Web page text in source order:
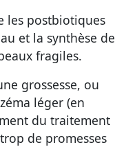
les postbiotiques
et la synthèse de
fragiles.
grossesse, ou
léger (en
du traitement
de promesses